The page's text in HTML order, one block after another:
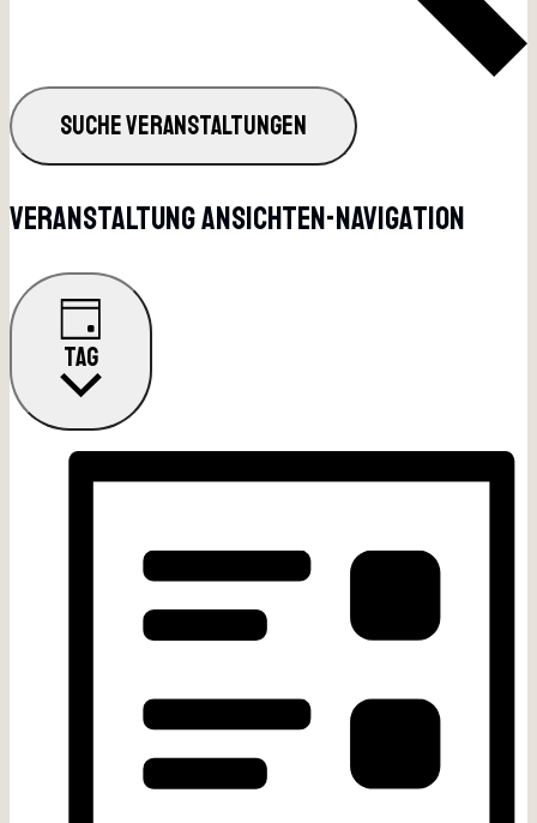
SUCHE VERANSTALTUNGEN
Veranstaltung Ansichten-Navigation
TAG